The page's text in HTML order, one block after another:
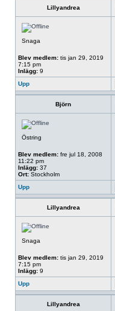
Lillyandrea
Snaga
Blev medlem: tis jan 29, 2019
7:15 pm
Inlägg: 9
Upp
Björn
Östring
Blev medlem: fre jul 18, 2008
11:22 pm
Inlägg: 37
Ort: Stockholm
Upp
Lillyandrea
Snaga
Blev medlem: tis jan 29, 2019
7:15 pm
Inlägg: 9
Upp
Lillyandrea